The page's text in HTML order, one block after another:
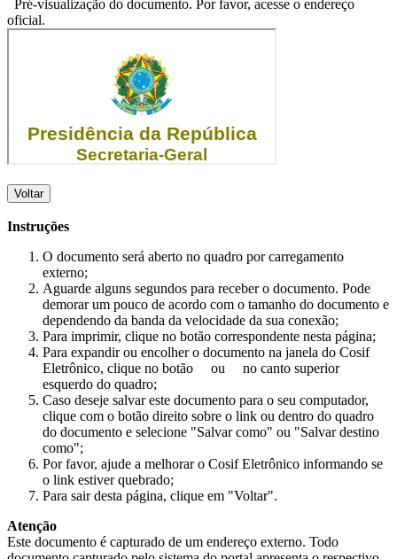
Pré-visualização do documento. Por favor, acesse o endereço
oficial.
Voltar
Instruções
O documento será aberto no quadro por carregamento
externo;
Aguarde alguns segundos para receber o documento. Pode
demorar um pouco de acordo com o tamanho do documento e
dependendo da banda da velocidade da sua conexão;
Para imprimir, clique no botão correspondente nesta página;
Para expandir ou encolher o documento na janela do Cosif
Eletrônico, clique no botão
ou
no canto superior
esquerdo do quadro;
Caso deseje salvar este documento para o seu computador,
clique com o botão direito sobre o link ou dentro do quadro
do documento e selecione "Salvar como" ou "Salvar destino
como";
Por favor, ajude a melhorar o Cosif Eletrônico informando se
o link estiver quebrado;
Para sair desta página, clique em "Voltar".
Atenção
Este documento é capturado de um endereço externo. Todo